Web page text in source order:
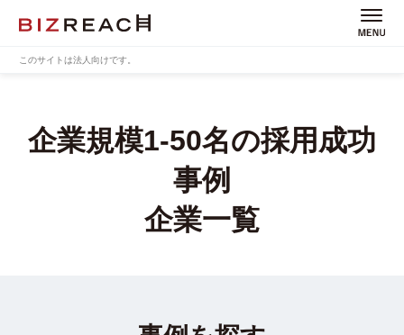
このサイトは法人向けです。
企業規模1-50名の採用成功
事例
企業一覧